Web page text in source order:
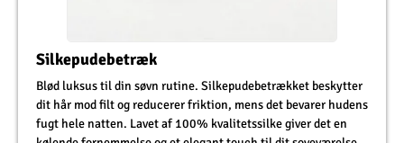
Silkepudebetræk
Blød luksus til din søvn rutine. Silkepudebetrækket beskytter
dit hår mod filt og reducerer friktion, mens det bevarer hudens
fugt hele natten. Lavet af 100% kvalitetssilke giver det en